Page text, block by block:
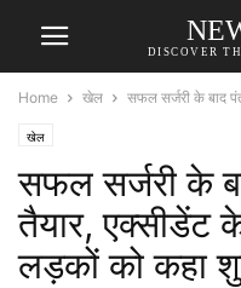
DISCOVER
Home खेल सफल सर्जरी के बाद
खेल
सफल सर्जरी के
तैयार, एक्सीडेंट
लड़कों को कहा